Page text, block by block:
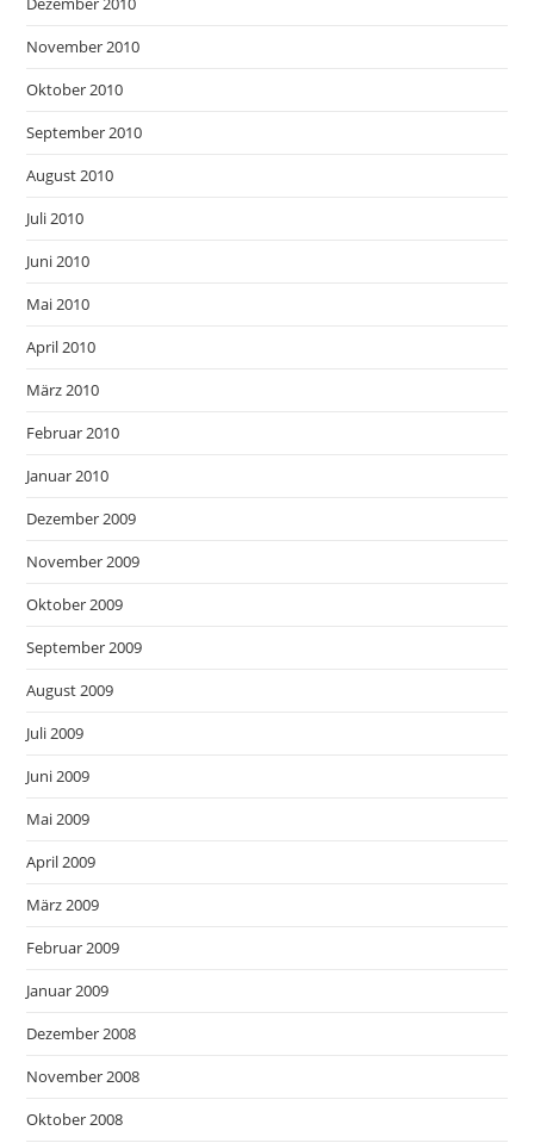
November 2010
Oktober 2010
September 2010
August 2010
Juli 2010
Juni 2010
Mai 2010
April 2010
März 2010
Februar 2010
Januar 2010
Dezember 2009
November 2009
Oktober 2009
September 2009
August 2009
Juli 2009
Juni 2009
Mai 2009
April 2009
März 2009
Februar 2009
Januar 2009
Dezember 2008
November 2008
Oktober 2008